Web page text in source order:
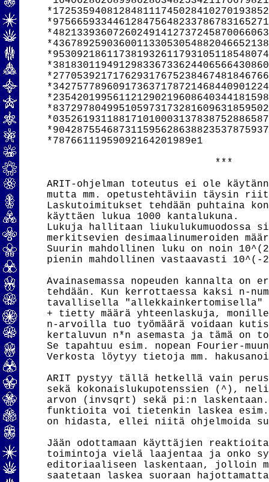
*78766111959092164201989e1
                            ***
ARIT-ohjelman toteutus ei ole
mutta mm. opetustehtäviin täysin
Laskutoimitukset tehdään puhtaina
käyttäen lukua 1000 kantalukuna.
Lukuja hallitaan liukulukumuodossa
merkitsevien desimaalinumeroiden
Suurin mahdollinen luku on noin
pienin mahdollinen vastaavasti 10^(-
Avainasemassa nopeuden kannalta
tehdään. Kun kerrottaessa kaksi n-
tavallisella
+ tietty määrä yhteenlaskuja,
n-arvoilla tuo työmäärä voidaan
kertaluvun n*n asemasta ja tämä on
Se tapahtuu esim. nopean Fourier-
Verkosta löytyy tietoja mm.
ARIT pystyy tällä hetkellä vain
sekä kokonaislukupotenssien (^),
arvon (invsqrt) sekä pi:n
funktioita voi tietenkin laskea
on hidasta, ellei niitä ohjelmoida
Jään odottamaan käyttäjien
toimintoja vielä laajentaa ja onko
editoriaaliseen laskentaan, jolloin
saatetaan laskea suoraan